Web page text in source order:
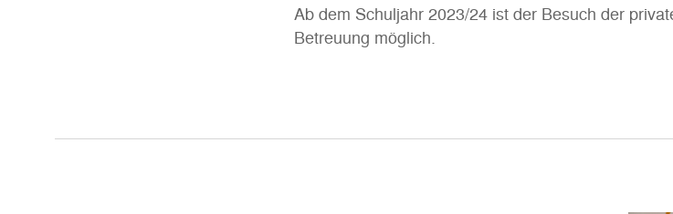
Ab dem Schuljahr 2023/24 ist der Besuch der
Betreuung möglich.